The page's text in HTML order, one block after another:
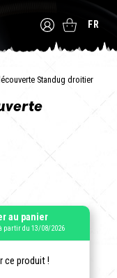
FR
Standug droitier
au panier
partir du 13/08/2026
ce produit !